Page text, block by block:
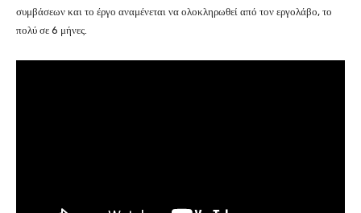
συμβάσεων και το έργο αναμένεται να ολοκληρωθεί από τον εργολάβο, το
πολύ σε 6 μήνες.